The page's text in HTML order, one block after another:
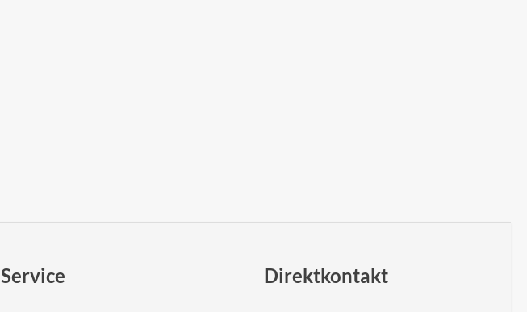
Service Direktkontakt